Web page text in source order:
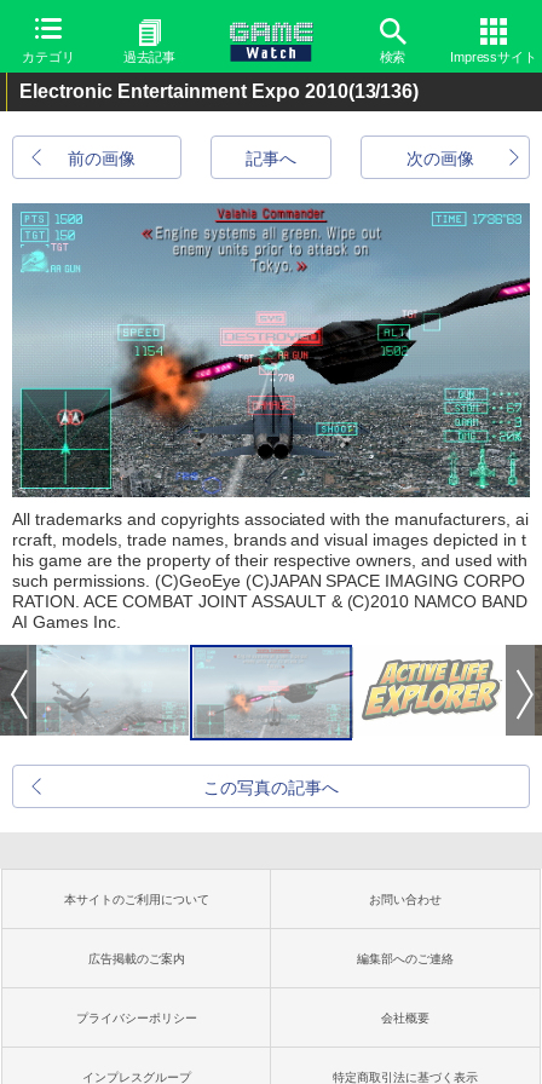
カテゴリ 過去記事 検索 Impressサイト
Electronic Entertainment Expo 2010(13/136)
前の画像 次の画像
記事へ
All trademarks and copyrights associated with the manufacturers, ai
rcraft, models, trade names, brands and visual images depicted in t
his game are the property of their respective owners, and used with
such permissions. (C)GeoEye (C)JAPAN SPACE IMAGING CORPO
RATION. ACE COMBAT JOINT ASSAULT & (C)2010 NAMCO BAND
AI Games Inc.
この写真の記事へ
本サイトのご利用について お問い合わせ
広告掲載のご案内 編集部へのご連絡
プライバシーポリシー 会社概要
インプレスグループ 特定商取引法に基づく表示